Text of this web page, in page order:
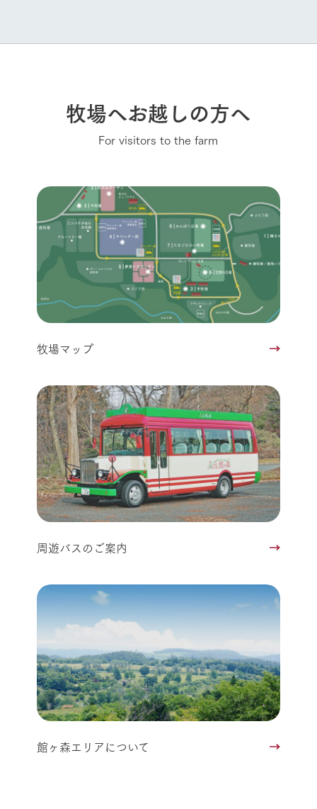
牧場へお越しの方へ
For visitors to the farm
牧場マップ
周遊バスのご案内
館ヶ森エリアについて